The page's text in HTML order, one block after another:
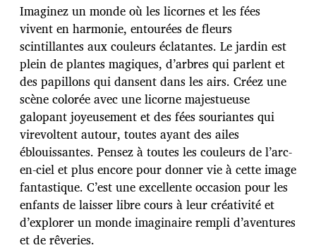
e
p
u
b
l
i
c
a
t
i
o
n
Imaginez un monde où les licornes et les fées
vivent en harmonie, entourées de fleurs
scintillantes aux couleurs éclatantes. Le jardin est
plein de plantes magiques, d’arbres qui parlent et
des papillons qui dansent dans les airs. Créez une
scène colorée avec une licorne majestueuse
galopant joyeusement et des fées souriantes qui
virevoltent autour, toutes ayant des ailes
éblouissantes. Pensez à toutes les couleurs de l’arc-
en-ciel et plus encore pour donner vie à cette image
fantastique. C’est une excellente occasion pour les
enfants de laisser libre cours à leur créativité et
d’explorer un monde imaginaire rempli d’aventures
et de rêveries.